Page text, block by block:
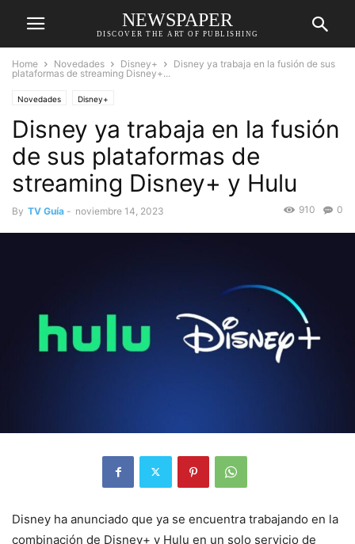
NEWSPAPER
DISCOVER THE ART OF PUBLISHING
Home Novedades Disney+
Disney ya trabaja en la fusión de sus
plataformas de streaming Disney+...
Novedades Disney+
Disney ya trabaja en la fusión
de sus plataformas de
streaming Disney+ y Hulu
By TV Guía - noviembre 14, 2023 0
910
Disney ha anunciado que ya se encuentra trabajando en la
combinación de Disney+ y Hulu en un solo servicio de